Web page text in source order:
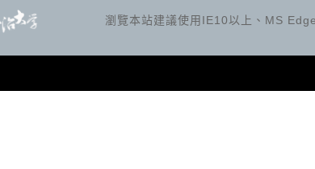
瀏覽本站建議使用IE10以上、MS